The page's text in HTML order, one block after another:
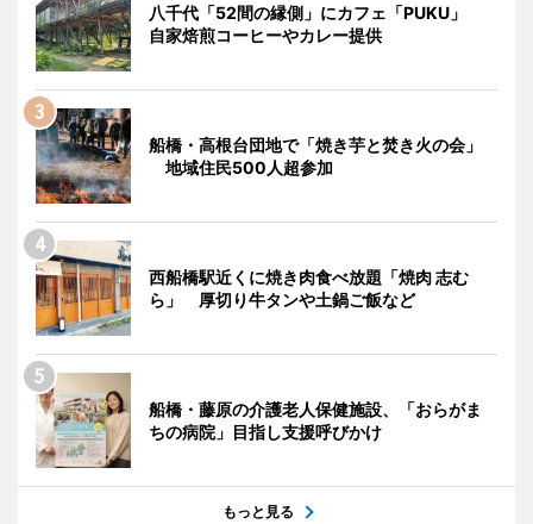
八千代「52間の縁側」にカフェ「PUKU」
自家焙煎コーヒーやカレー提供
船橋・高根台団地で「焼き芋と焚き火の会」
地域住民500人超参加
西船橋駅近くに焼き肉食べ放題「焼肉 志む
ら」 厚切り牛タンや土鍋ご飯など
船橋・藤原の介護老人保健施設、「おらがま
ちの病院」目指し支援呼びかけ
もっと見る